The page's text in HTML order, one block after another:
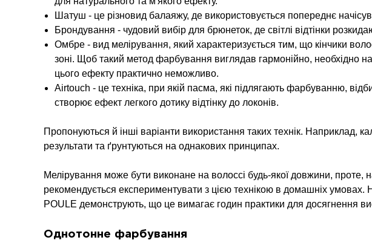
Шатуш - це різновид балаяжу, де використовується попереднє
Брондування - чудовий вибір для брюнеток, де світлі відтінки
Омбре - вид мелірування, який характеризується тим, що кінчики
зоні. Щоб такий метод фарбування виглядав гармонійно, необхідно
цього ефекту практично неможливо.
Airtouch - це техніка, при якій пасма, які підлягають фарбуванню,
створює ефект легкого дотику відтінку до локонів.
Пропонуються й інші варіанти використання таких технік. Наприклад,
результати та ґрунтуються на однакових принципах.
Мелірування може бути виконане на волоссі будь-якої довжини, проте,
рекомендується експериментувати з цією технікою в домашніх умовах.
POULE демонструють, що це вимагає годин практики для досягнення
Однотонне фарбування